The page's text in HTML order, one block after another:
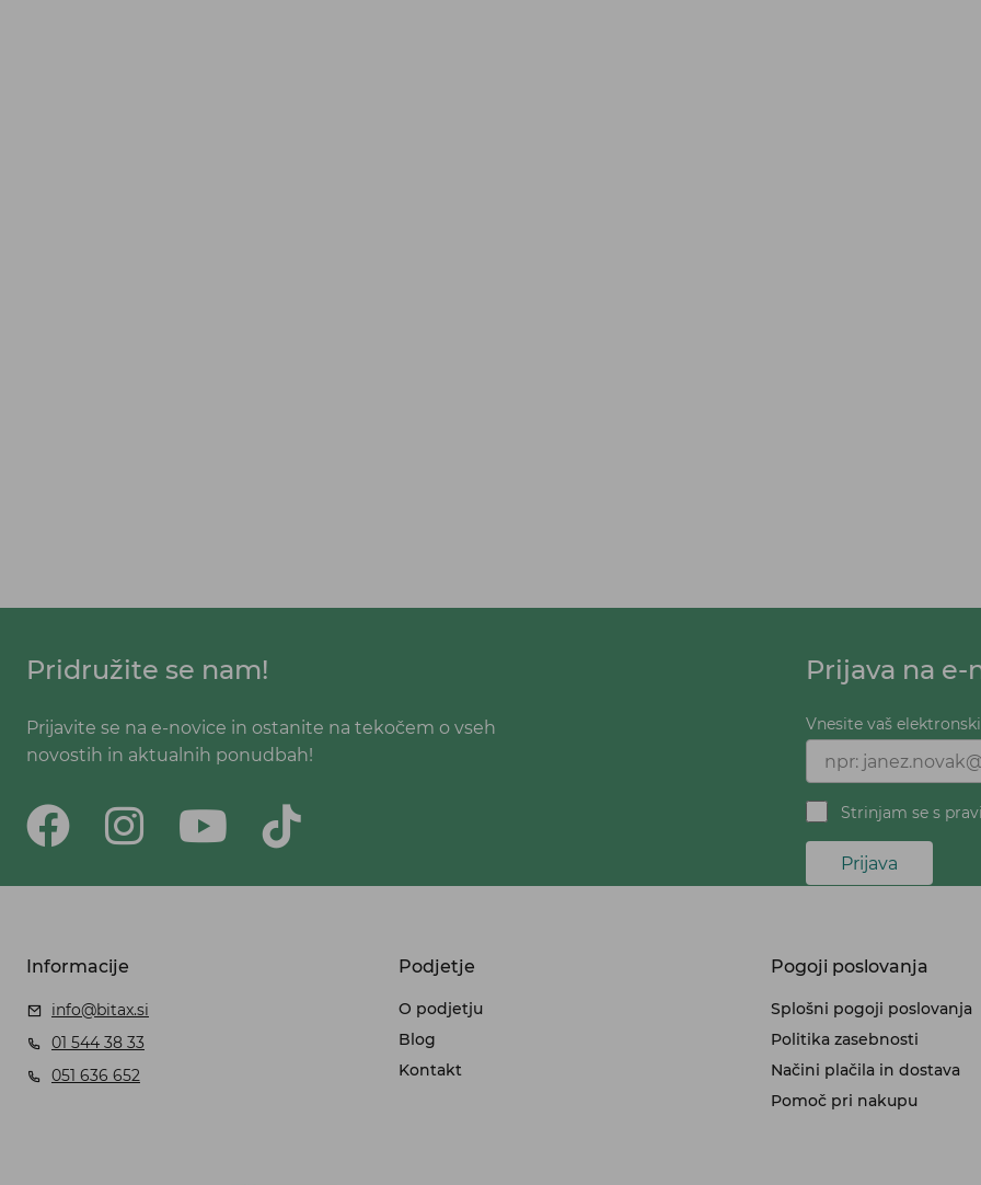
Pridružite se nam!
Prijavite se na e-novice in ostanite na tekočem o vseh
novostih in aktualnih ponudbah!
Prijava na e-
Vnesite vaš
Strinjam se s
Prijava
Informacije
info@bitax.si
01 544 38 33
051 636 652
Podjetje
O podjetju
Blog
Kontakt
Pogoji poslovanja
Splošni pogoji poslovanja
Politika zasebnosti
Načini plačila in dostava
Pomoč pri nakupu